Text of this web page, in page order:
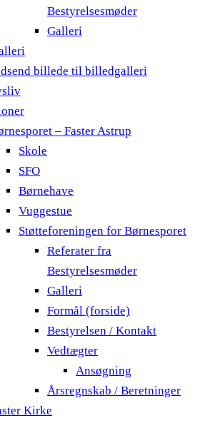
Bestyrelsesmøder
Galleri
billede til billedgalleri
– Faster Astrup
Skole
SFO
Børnehave
Vuggestue
Støtteforeningen for Børnesporet
Referater fra
Bestyrelsesmøder
Galleri
Formål (forside)
Bestyrelsen / Kontakt
Vedtægter
Ansøgning
Årsregnskab / Beretninger
Kirke